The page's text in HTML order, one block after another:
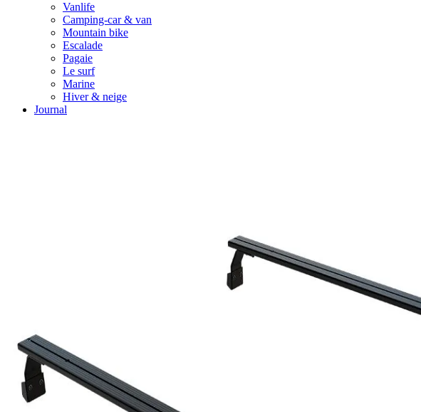
Vanlife
Camping-car & van
Mountain bike
Escalade
Pagaie
Le surf
Marine
Hiver & neige
Journal